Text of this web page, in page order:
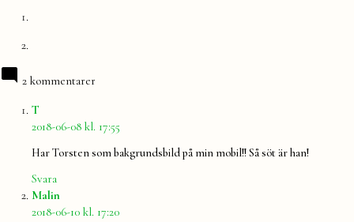
2 kommentarer
T
2018-06-08 kl. 17:55
Har Torsten som bakgrundsbild på min mobil!! Så söt är han!
Svara
Malin
2018-06-10 kl. 17:20